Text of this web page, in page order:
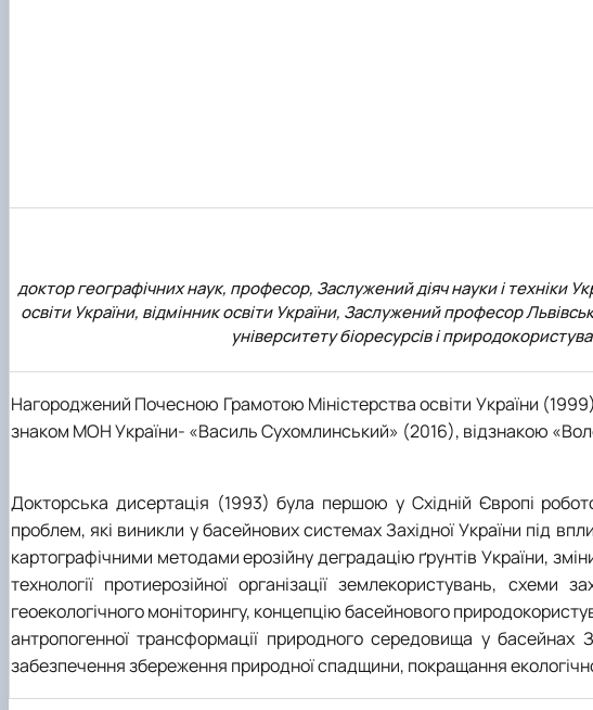
доктор географічних наук, професор, Заслужений діяч науки і техніки
освіти України, відмінник освіти України, Заслужений професор
університету біоресурсів і
Нагороджений Почесною Грамотою Міністерства освіти України
знаком МОН України- «Василь Сухомлинський» (2016), відзнакою
Докторська дисертація (1993) була першою у Східній Європі
проблем, які виникли у басейнових системах Західної України під
картографічними методами ерозійну деградацію ґрунтів України,
технології протиерозійної організації землекористувань,
геоекологічного моніторингу, концепцію басейнового
антропогенної трансформації природного середовища у басейнах
забезпечення збереження природної спадщини, покращання